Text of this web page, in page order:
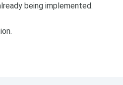
being implemented.